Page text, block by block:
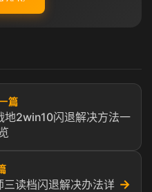
篇
2win10闪退解决方法一
读档闪退解决办法详 →